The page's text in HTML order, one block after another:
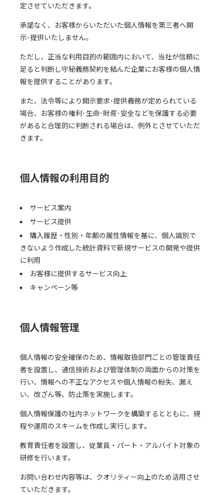
定させていただきます。
承諾なく、お客様からいただいた個人情報を第三者へ開
示･提供いたしません。
ただし、正当な利用目的の範囲内において、当社が信頼に
足ると判断し守秘義務契約を結んだ企業にお客様の個人情
報を提供することがあります。
また、法令等により開示要求･提供義務が定められている
場合、お客様の権利･生命･財産･安全などを保護する必要
があると合理的に判断される場合は、例外とさせていただ
きます。
個人情報の利用目的
サービス案内
サービス提供
購入履歴・性別・年齢の属性情報を基に、個人識別で
きないよう作成した統計資料で新規サービスの開発や提供
に利用
お客様に提供するサービス向上
キャンペーン等
個人情報管理
個人情報の安全確保のため、情報取扱部門ごとの管理責任
者を設置し、通信技術および管理体制の両面からの対策を
行い、情報への不正なアクセスや個人情報の紛失、漏え
い、改ざん等、防止策を実施します。
個人情報保護の社内ネットワークを構築するとともに、規
程や運用のスキームを作成し実行します。
教育責任者を設置し、従業員・パート・アルバイト対象の
研修を行います。
お問い合わせ内容等は、クオリティー向上のため活用させ
ていただきます。